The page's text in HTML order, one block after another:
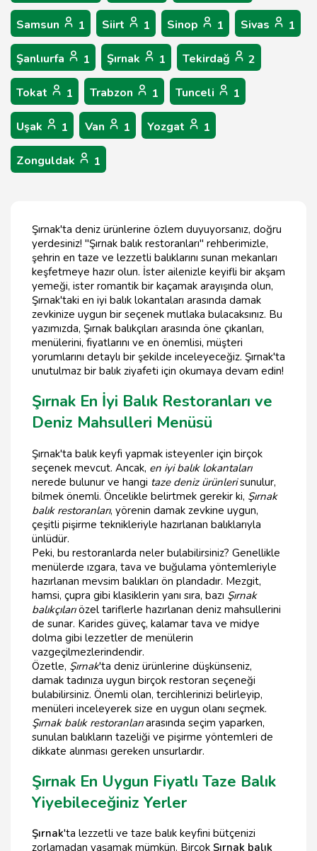
Samsun 1 Siirt 1 Sinop 1 Sivas 1
Şanlıurfa 1 Şırnak 1 Tekirdağ 2
Tokat 1 Trabzon 1 Tunceli 1
Uşak 1 Van 1 Yozgat 1
Zonguldak 1
Şırnak'ta deniz ürünlerine özlem duyuyorsanız, doğru
yerdesiniz! "Şırnak balık restoranları" rehberimizle,
şehrin en taze ve lezzetli balıklarını sunan mekanları
keşfetmeye hazır olun. İster ailenizle keyifli bir akşam
yemeği, ister romantik bir kaçamak arayışında olun,
Şırnak'taki en iyi balık lokantaları arasında damak
zevkinize uygun bir seçenek mutlaka bulacaksınız. Bu
yazımızda, Şırnak balıkçıları arasında öne çıkanları,
menülerini, fiyatlarını ve en önemlisi, müşteri
yorumlarını detaylı bir şekilde inceleyeceğiz. Şırnak'ta
unutulmaz bir balık ziyafeti için okumaya devam edin!
Şırnak En İyi Balık Restoranları ve
Deniz Mahsulleri Menüsü
Şırnak'ta balık keyfi yapmak isteyenler için birçok
seçenek mevcut. Ancak, en iyi balık lokantaları
nerede bulunur ve hangi taze deniz ürünlerisunulur,
bilmek önemli. Öncelikle belirtmek gerekir ki, Şırnak
balık restoranları, yörenin damak zevkine uygun,
çeşitli pişirme teknikleriyle hazırlanan balıklarıyla
ünlüdür.
Peki, bu restoranlarda neler bulabilirsiniz? Genellikle
menülerde ızgara, tava ve buğulama yöntemleriyle
hazırlanan mevsim balıkları ön plandadır. Mezgit,
hamsi, çupra gibi klasiklerin yanı sıra, bazı Şırnak
balıkçılarıözel tariflerle hazırlanan deniz mahsullerini
de sunar. Karides güveç, kalamar tava ve midye
dolma gibi lezzetler de menülerin
vazgeçilmezlerindendir.
Özetle, Şırnak'ta deniz ürünlerine düşkünseniz,
damak tadınıza uygun birçok restoran seçeneği
bulabilirsiniz. Önemli olan, tercihlerinizi belirleyip,
menüleri inceleyerek size en uygun olanı seçmek.
Şırnak balık restoranlarıarasında seçim yaparken,
sunulan balıkların tazeliği ve pişirme yöntemleri de
dikkate alınması gereken unsurlardır.
Şırnak En Uygun Fiyatlı Taze Balık
Yiyebileceğiniz Yerler
Şırnak'ta lezzetli ve taze balık keyfini bütçenizi
zorlamadan yaşamak mümkün. Birçok Şırnak balık